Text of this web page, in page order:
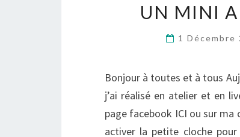
UN MINI
1 Décembre
Bonjour à toutes et à tous
j’ai réalisé en atelier et en
page facebook ICI ou sur ma
activer la petite cloche